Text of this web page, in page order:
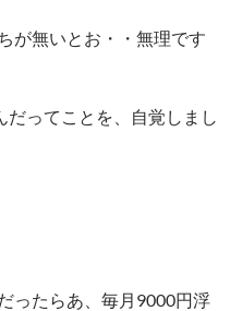
が無いとお・・無理です
ってことを、自覚しまし
ったらあ、毎月9000円浮